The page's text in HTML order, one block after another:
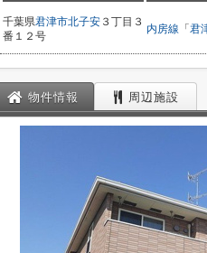
千葉県君津市北子安 ３丁目３
番１２号
内房線 「 君
物件情報 周辺施設